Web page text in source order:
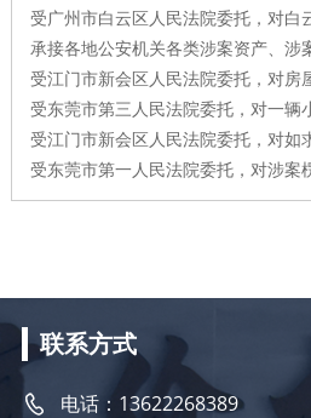
受广州市白云区人民法院委托，对白
承接各地公安机关各类涉案资产、涉
受江门市新会区人民法院委托，对房
受东莞市第三人民法院委托，对一辆
受江门市新会区人民法院委托，对如
受东莞市第一人民法院委托，对涉案
联系方式
电话：13622268389